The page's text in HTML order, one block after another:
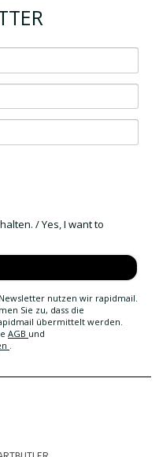
/ Yes, I want to
nutzen wir rapidmail.
Sie zu, dass die
übermittelt werden.
AGB und
.